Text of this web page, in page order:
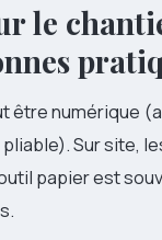
le
être numérique
Sur site,
papier est